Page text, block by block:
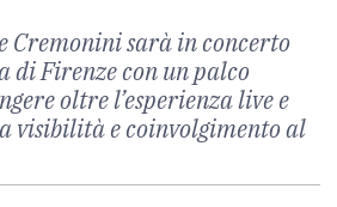
Cremonini sarà in concerto
di Firenze con un palco
oltre l’esperienza live e
visibilità e coinvolgimento al